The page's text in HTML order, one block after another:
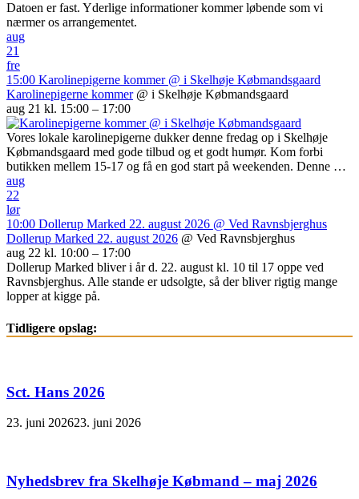
Datoen er fast. Yderlige informationer kommer løbende som vi
nærmer os arrangementet.
aug
21
fre
15:00 Karolinepigerne kommer @ i Skelhøje Købmandsgaard
Karolinepigerne kommer @ i Skelhøje Købmandsgaard
aug 21 kl. 15:00 – 17:00
Vores lokale karolinepigerne dukker denne fredag op i Skelhøje
Købmandsgaard med gode tilbud og et godt humør. Kom forbi
butikken mellem 15-17 og få en god start på weekenden. Denne …
aug
22
lør
10:00 Dollerup Marked 22. august 2026 @ Ved Ravnsbjerghus
Dollerup Marked 22. august 2026 @ Ved Ravnsbjerghus
aug 22 kl. 10:00 – 17:00
Dollerup Marked bliver i år d. 22. august kl. 10 til 17 oppe ved
Ravnsbjerghus. Alle stande er udsolgte, så der bliver rigtig mange
lopper at kigge på.
Tidligere opslag:
Sct. Hans 2026
23. juni 202623. juni 2026
Nyhedsbrev fra Skelhøje Købmand – maj 2026